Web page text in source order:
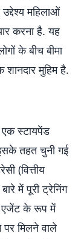
महिलाओं
करना है. यह
के बीच बीमा
मुहिम है.
एक स्टायपेंड
तहत चुनी गई
(वित्तीय
में पूरी ट्रेनिंग
एजेंट के रूप में
मिलने वाले